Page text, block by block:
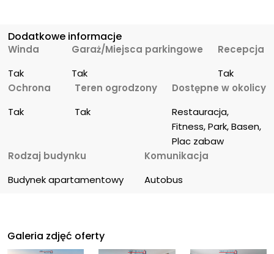
Dodatkowe informacje
Winda
Tak
Garaż/Miejsca parkingowe
Tak
Recepcja
Tak
Ochrona
Tak
Teren ogrodzony
Tak
Dostępne w okolicy
Restauracja,
Fitness, Park, Basen,
Plac zabaw
Rodzaj budynku
Budynek apartamentowy
Komunikacja
Autobus
Galeria zdjęć oferty